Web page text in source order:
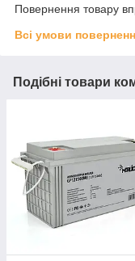
Повернення товару
Всі умови
Подібні товари